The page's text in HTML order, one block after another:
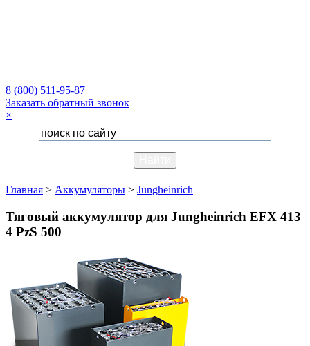
8 (800) 511-95-87
Заказать обратный звонок
×
Главная > Аккумуляторы > Jungheinrich
Тяговый аккумулятор для Jungheinrich EFX 413
4 PzS 500